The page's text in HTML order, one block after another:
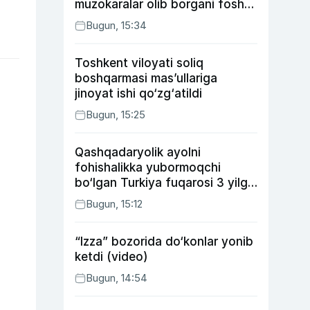
muzokaralar olib borgani fosh
bo‘ldiBugun, 15:34
Toshkent viloyati soliq
boshqarmasi mas’ullariga
jinoyat ishi qo‘zg‘atildi
Bugun, 15:25
Qashqadaryolik ayolni
fohishalikka yubormoqchi
bo‘lgan Turkiya fuqarosi 3 yilga
qamaldi
Bugun, 15:12
“Izza” bozorida do‘konlar yonib
ketdi (video)
Bugun, 14:54